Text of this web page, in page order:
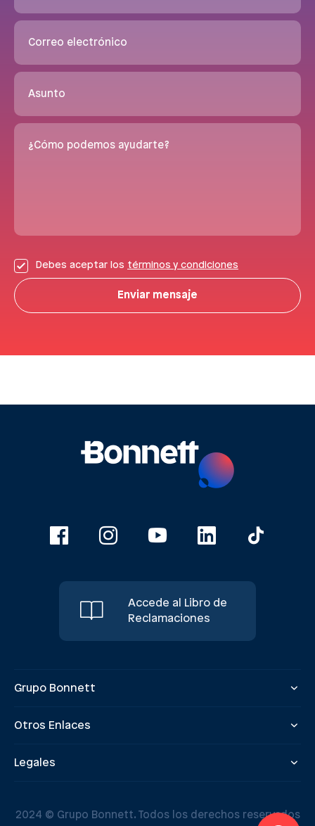
Correo electrónico
Asunto
¿Cómo podemos ayudarte?
Debes aceptar los términos y condiciones
Enviar mensaje
Accede al Libro de
Reclamaciones
Grupo Bonnett
Otros Enlaces
Legales
2024 © Grupo Bonnett. Todos los derechos reservados